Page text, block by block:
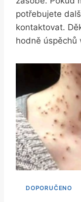
potřebujete
kontaktovat.
hodně úspěchů